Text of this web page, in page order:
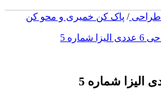
طراحی/ پاک کن خمیری و محو کن